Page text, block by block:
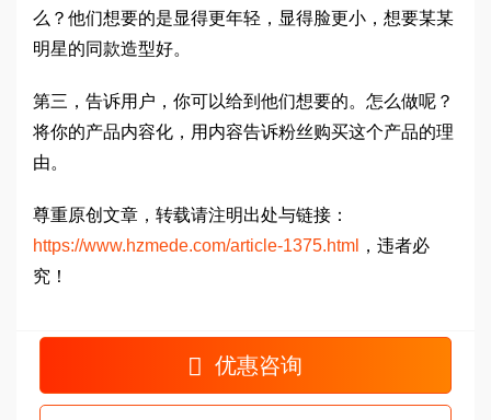
么？他们想要的是显得更年轻，显得脸更小，想要某某
明星的同款造型好。
第三，告诉用户，你可以给到他们想要的。怎么做呢？
将你的产品内容化，用内容告诉粉丝购买这个产品的理
由。
尊重原创文章，转载请注明出处与链接：
https://www.hzmede.com/article-1375.html
，违者必
究！
优惠咨询